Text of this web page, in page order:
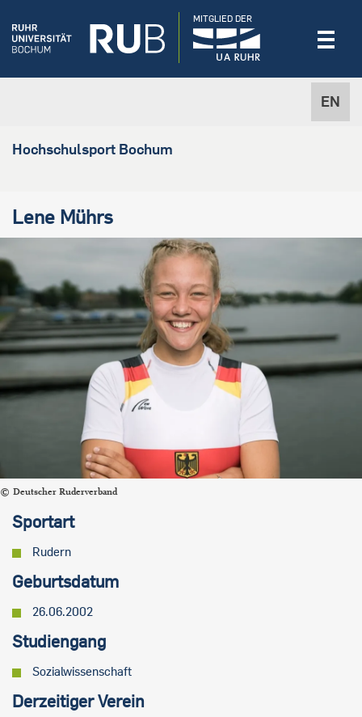
EN
MITGLIED DER
Hochschulsport Bochum
Lene Mührs
Deutscher Ruderverband
Sportart
Rudern
Geburtsdatum
26.06.2002
Studiengang
Sozialwissenschaft
Derzeitiger Verein